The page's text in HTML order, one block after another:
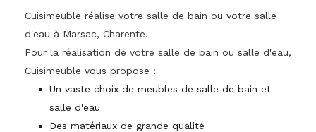
Cuisimeuble réalise votre salle de bain ou votre salle
d'eau à Marsac, Charente.
Pour la réalisation de votre salle de bain ou salle d'eau,
Cuisimeuble vous propose :
Un vaste choix de meubles de salle de bain et
salle d'eau
Des matériaux de grande qualité